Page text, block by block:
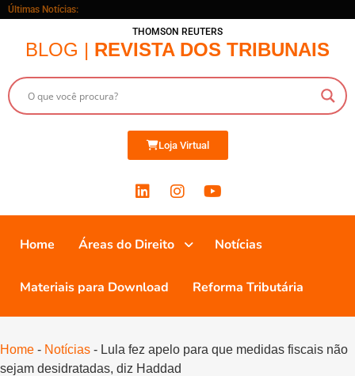
Últimas Notícias:
THOMSON REUTERS
BLOG | REVISTA DOS TRIBUNAIS
Loja Virtual
Home Áreas do Direito Notícias
Materiais para Download Reforma Tributária
Home - Notícias - Lula fez apelo para que medidas fiscais não
sejam desidratadas, diz Haddad